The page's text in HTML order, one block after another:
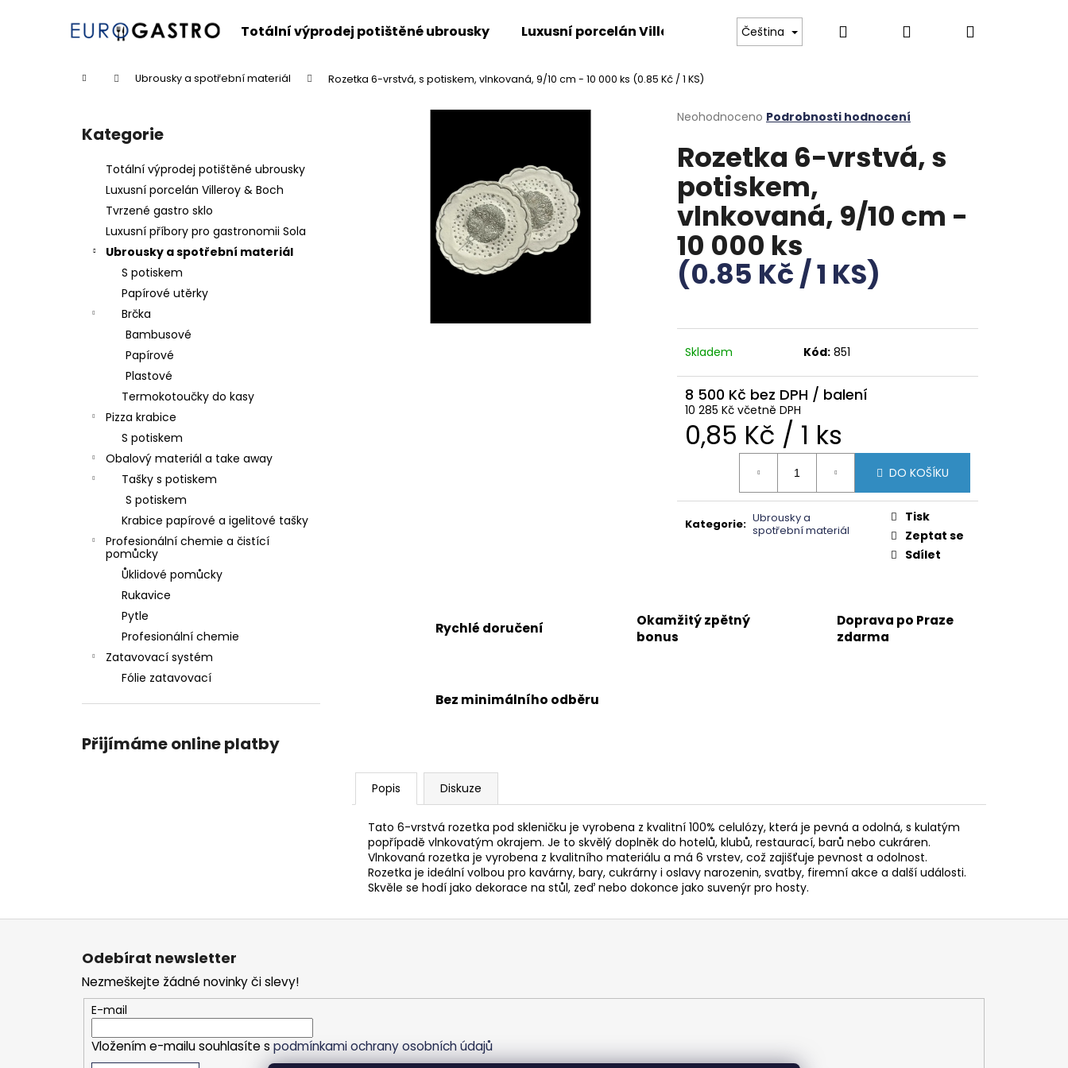
Totální výprodej potištěné ubrousky Luxusní porcelán Villeroy & Boch Tvrzené gastro sklo Luxusní příbory
Čeština Hledat PřihlášeníNákupní
Domů Ubrousky a spotřební materiál Rozetka 6-vrstvá, s potiskem, vlnkovaná, 9/10 cm - 10 000 ks (0.85 Kč / 1 KS)
Přeskočit
kategorie
Kategorie
Totální výprodej potištěné ubrousky
Luxusní porcelán Villeroy & Boch
Tvrzené gastro sklo
Luxusní příbory pro gastronomii Sola
Ubrousky a spotřební materiál
S potiskem
Papírové utěrky
Brčka
Bambusové
Papírové
Plastové
Termokotoučky do kasy
Pizza krabice
S potiskem
Obalový materiál a take away
Tašky s potiskem
S potiskem
Krabice papírové a igelitové tašky
Profesionální chemie a čistící
pomůcky
Ůklidové pomůcky
Rukavice
Pytle
Profesionální chemie
Zatavovací systém
Fólie zatavovací
Přijímáme online platby
Průměrné
produktu
je
5
hvězdiček.
Neohodnoceno Podrobnosti hodnocení
Rozetka 6-vrstvá, s
potiskem,
vlnkovaná, 9/10 cm -
10 000 ks
(0.85 Kč / 1 KS)
Skladem Kód: 851
8 500 Kč
10 285 Kč včetně DPH
Měrná
0,85 Kč / 1 ks
DO KOŠÍKU
Kategorie: Ubrousky a
spotřební materiál
Tisk
Zeptat se
Sdílet
Rychlé doručení
Okamžitý zpětný
bonus
Doprava po Praze
zdarma
Bez minimálního odběru
Popis Diskuze
Tato 6-vrstvá rozetka pod skleničku je vyrobena z kvalitní 100% celulózy, která je pevná a odolná, s kulatým
popřípadě vlnkovatým okrajem. Je to skvělý doplněk do hotelů, klubů, restaurací, barů nebo cukráren.
Vlnkovaná rozetka je vyrobena z kvalitního materiálu a má 6 vrstev, což zajišťuje pevnost a odolnost.
Rozetka je ideální volbou pro kavárny, bary, cukrárny i oslavy narozenin, svatby, firemní akce a další události.
Skvěle se hodí jako dekorace na stůl, zeď nebo dokonce jako suvenýr pro hosty.
Zpět
Zpět
Co potřebujete najít?
Doporučujeme
Z
Odebírat newsletter
Nezmeškejte žádné novinky či slevy!
E-mail
Vložením e-mailu souhlasíte spodmínkami ochrany osobních údajů